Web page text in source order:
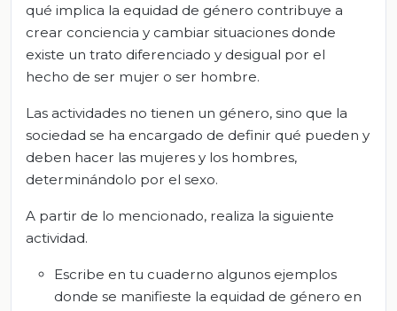
qué implica la equidad de género contribuye a
crear conciencia y cambiar situaciones donde
existe un trato diferenciado y desigual por el
hecho de ser mujer o ser hombre.
Las actividades no tienen un género, sino que la
sociedad se ha encargado de definir qué pueden y
deben hacer las mujeres y los hombres,
determinándolo por el sexo.
A partir de lo mencionado, realiza la siguiente
actividad.
Escribe en tu cuaderno algunos ejemplos
donde se manifieste la equidad de género en